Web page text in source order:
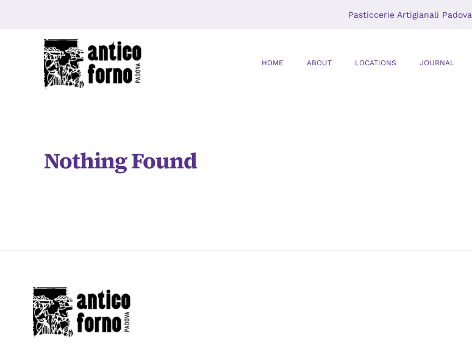
Pasticcerie Artigianali Padova
HOME ABOUT LOCATIONS JOURNAL
Nothing Found